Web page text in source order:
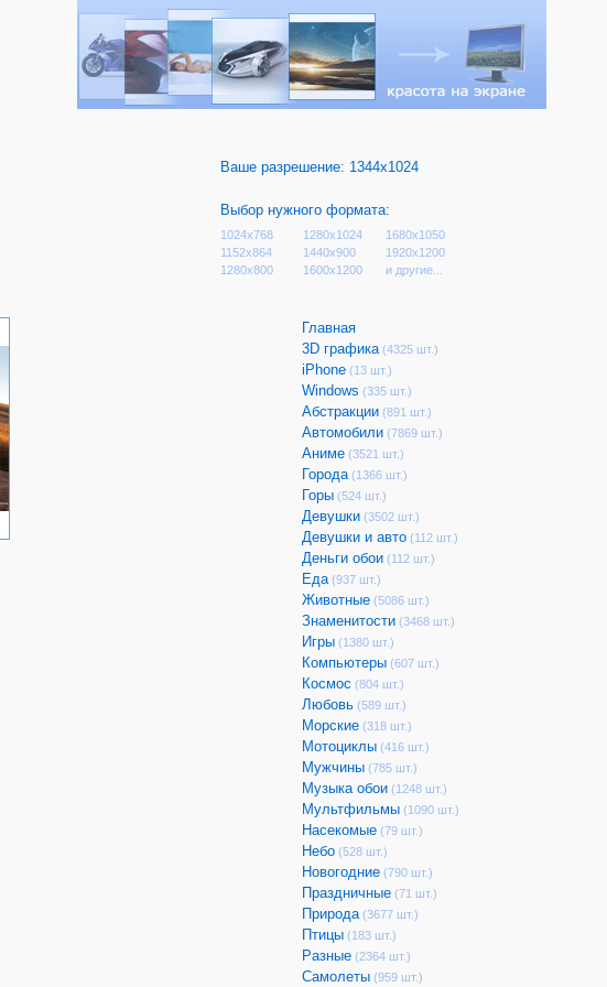
Ваше разрешение: 1344x1024
Выбор нужного формата:
1024x768 1280x1024
1680x1050
1152x864
1440x900
1920x1200
1280x800
1600x1200 и другие...
Главная
3D графика (4325 шт.)
iPhone (13 шт.)
Windows (335 шт.)
Абстракции (891 шт.)
Автомобили (7869 шт.)
Аниме (3521 шт.)
Города (1366 шт.)
Горы (524 шт.)
Девушки (3502 шт.)
Девушки и авто (112 шт.)
Деньги обои (112 шт.)
Еда (937 шт.)
Животные (5086 шт.)
Знаменитости (3468 шт.)
Игры (1380 шт.)
Компьютеры (607 шт.)
Космос (804 шт.)
Любовь (589 шт.)
Морские (318 шт.)
Мотоциклы (416 шт.)
Мужчины (785 шт.)
Музыка обои (1248 шт.)
Мультфильмы (1090 шт.)
Насекомые (79 шт.)
Небо (528 шт.)
Новогодние (790 шт.)
Праздничные (71 шт.)
Природа (3677 шт.)
Птицы (183 шт.)
Разные (2364 шт.)
Самолеты (959 шт.)